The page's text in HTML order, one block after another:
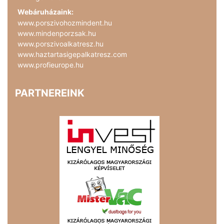
Webáruházaink:
www.porszivohozmindent.hu
www.mindenporzsak.hu
www.porszivoalkatresz.hu
www.haztartasigepalkatresz.com
www.profieurope.hu
PARTNEREINK